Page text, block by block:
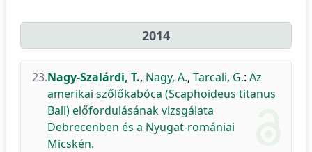
2014
23.Nagy-Szalárdi, T., Nagy, A., Tarcali, G.: Az
amerikai szőlőkabóca (Scaphoideus titanus
Ball) előfordulásának vizsgálata
Debrecenben és a Nyugat-romániai
Micskén.